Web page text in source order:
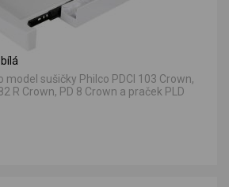
sušičky Philco PDCI 103 Crown,
R Crown, PD 8 Crown a praček PLD